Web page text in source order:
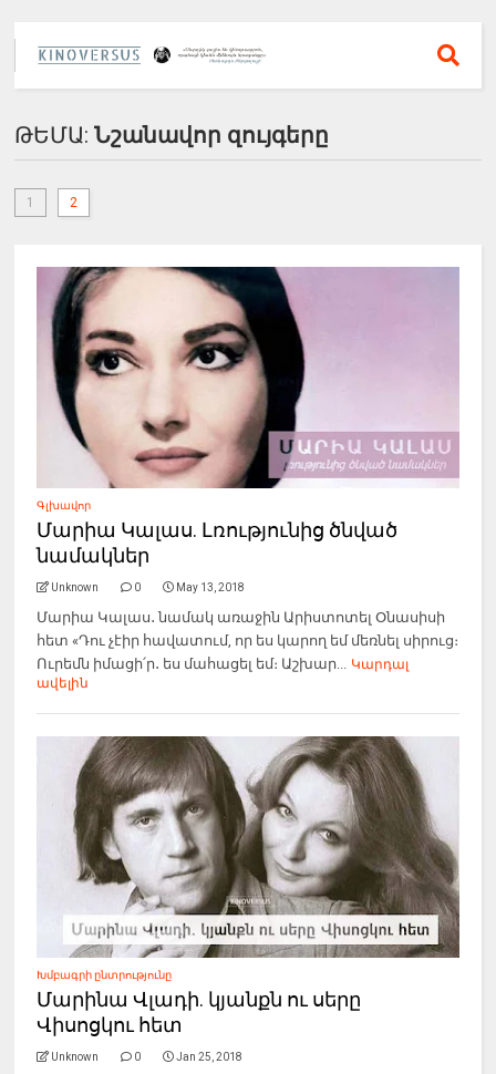
ԹԵՄԱ:Նշանավոր զույգերը
1 2
Գլխավոր
Մարիա Կալաս. Լռությունից ծնված
նամակներ
Unknown 0 May 13, 2018
Մարիա Կալաս․ նամակ առաջին Արիստոտել Օնասիսի
հետ «Դու չէիր հավատում, որ ես կարող եմ մեռնել սիրուց։
Ուրեմն իմացի՛ր․ ես մահացել եմ։ Աշխար... Կարդալ
ավելին
Խմբագրի ընտրությունը
Մարինա Վլադի. կյանքն ու սերը
Վիսոցկու հետ
Unknown 0 Jan 25, 2018